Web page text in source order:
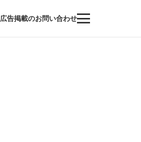
広告掲載のお問い合わせ